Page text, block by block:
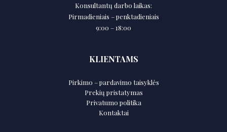
Konsultantų darbo laikas:
Pirmadieniais – penktadieniais
9:00 – 18:00
KLIENTAMS
Pirkimo – pardavimo taisyklės
Prekių pristatymas
Privatumo politika
Kontaktai